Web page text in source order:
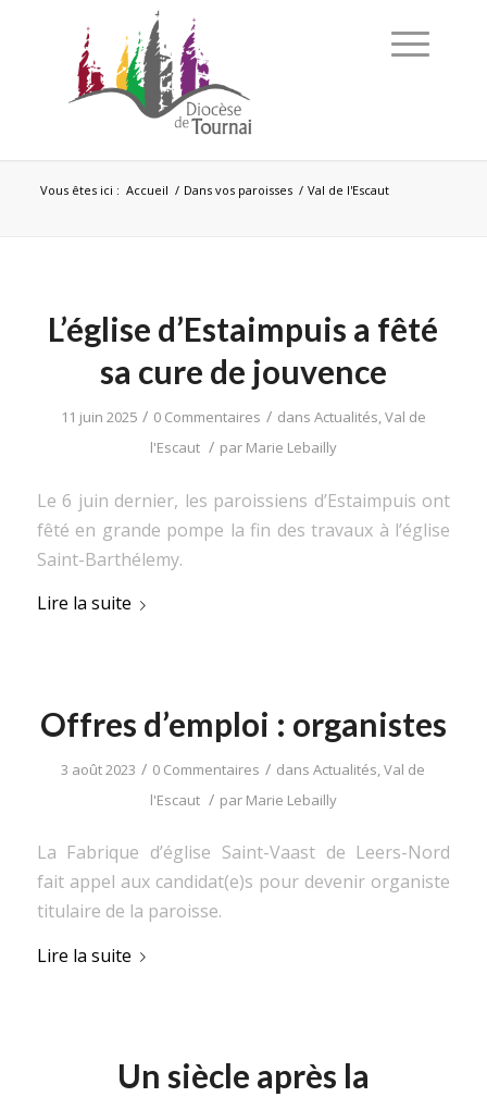
Vous êtes ici : Accueil / Dans vos paroisses / Val de l'Escaut
L’église d’Estaimpuis a fêté
sa cure de jouvence
11 juin 2025 / 0 Commentaires / dans Actualités,Val de
l'Escaut / par Marie Lebailly
Le 6 juin dernier, les paroissiens d’Estaimpuis ont
fêté en grande pompe la fin des travaux à l’église
Saint-Barthélemy.
Lire la suite
Offres d’emploi : organistes
3 août 2023 / 0 Commentaires / dansActualités ,Val de
l'Escaut / par Marie Lebailly
La Fabrique d’église Saint-Vaast de Leers-Nord
fait appel aux candidat(e)s pour devenir organiste
titulaire de la paroisse.
Lire la suite
Un siècle après la